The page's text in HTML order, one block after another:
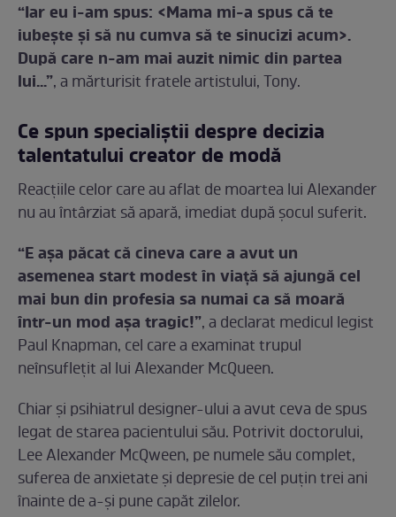
“Iar eu i-am spus: <Mama mi-a spus că te
iubeşte şi să nu cumva să te sinucizi acum>.
După care n-am mai auzit nimic din partea
lui...”, a mărturisit fratele artistului, Tony.
Ce spun specialiştii despre decizia
talentatului creator de modă
Reacţiile celor care au aflat de moartea lui Alexander
nu au întârziat să apară, imediat după şocul suferit.
“E aşa păcat că cineva care a avut un
asemenea start modest în viaţă să ajungă cel
mai bun din profesia sa numai ca să moară
într-un mod aşa tragic!”, a declarat medicul legist
Paul Knapman, cel care a examinat trupul
neînsufleţit al lui Alexander McQueen.
Chiar şi psihiatrul designer-ului a avut ceva de spus
legat de starea pacientului său. Potrivit doctorului,
Lee Alexander McQween, pe numele său complet,
suferea de anxietate şi depresie de cel puţin trei ani
înainte de a-şi pune capăt zilelor.